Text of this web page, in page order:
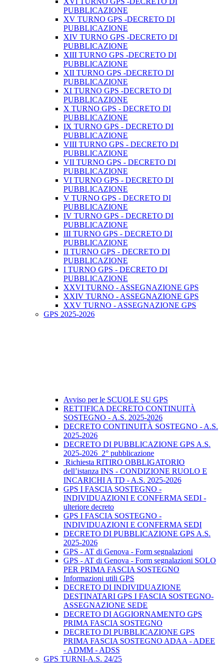
PUBBLICAZIONE
XV TURNO GPS -DECRETO DI
PUBBLICAZIONE
XIV TURNO GPS -DECRETO DI
PUBBLICAZIONE
XIII TURNO GPS -DECRETO DI
PUBBLICAZIONE
XII TURNO GPS -DECRETO DI
PUBBLICAZIONE
XI TURNO GPS -DECRETO DI
PUBBLICAZIONE
X TURNO GPS - DECRETO DI
PUBBLICAZIONE
IX TURNO GPS - DECRETO DI
PUBBLICAZIONE
VIII TURNO GPS - DECRETO DI
PUBBLICAZIONE
VII TURNO GPS - DECRETO DI
PUBBLICAZIONE
VI TURNO GPS - DECRETO DI
PUBBLICAZIONE
V TURNO GPS - DECRETO DI
PUBBLICAZIONE
IV TURNO GPS - DECRETO DI
PUBBLICAZIONE
III TURNO GPS - DECRETO DI
PUBBLICAZIONE
II TURNO GPS - DECRETO DI
PUBBLICAZIONE
I TURNO GPS - DECRETO DI
PUBBLICAZIONE
XXVI TURNO - ASSEGNAZIONE GPS
XXIV TURNO - ASSEGNAZIONE GPS
XXV TURNO - ASSEGNAZIONE GPS
GPS 2025-2026
Avviso per le SCUOLE SU GPS
RETTIFICA DECRETO CONTINUITÀ
SOSTEGNO - A.S. 2025-2026
DECRETO CONTINUITÀ SOSTEGNO - A.S.
2025-2026
DECRETO DI PUBBLICAZIONE GPS A.S.
2025-2026_2° pubblicazione
Richiesta RITIRO OBBLIGATORIO
dell’istanza INS - CONDIZIONE RUOLO E
INCARICHI A TD - A.S. 2025-2026
GPS I FASCIA SOSTEGNO -
INDIVIDUAZIONI E CONFERMA SEDI -
ulteriore decreto
GPS I FASCIA SOSTEGNO -
INDIVIDUAZIONI E CONFERMA SEDI
DECRETO DI PUBBLICAZIONE GPS A.S.
2025-2026
GPS - AT di Genova - Form segnalazioni
GPS - AT di Genova - Form segnalazioni SOLO
PER PRIMA FASCIA SOSTEGNO
Informazioni utili GPS
DECRETO DI INDIVIDUAZIONE
DESTINATARI GPS I FASCIA SOSTEGNO-
ASSEGNAZIONE SEDE
DECRETO DI AGGIORNAMENTO GPS
PRIMA FASCIA SOSTEGNO
DECRETO DI PUBBLICAZIONE GPS
PRIMA FASCIA SOSTEGNO ADAA - ADEE
- ADMM - ADSS
GPS TURNI-A.S. 24/25